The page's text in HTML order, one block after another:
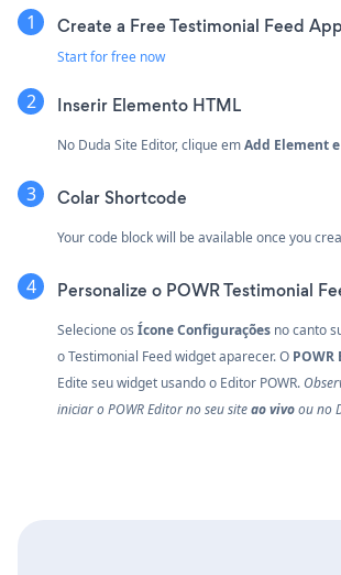
Create a Free Testimonial Feed App
Start for free now
Inserir Elemento HTML
No Duda Site Editor, clique emAdd Element
Colar Shortcode
Your code block will be available once you
Personalize o POWR Testimonial
Selecione os Ícone Configurações no canto
o Testimonial Feed widget aparecer. O POWR
Edite seu widget usando o Editor POWR.
iniciar o POWR Editor no seu siteao vivoou no